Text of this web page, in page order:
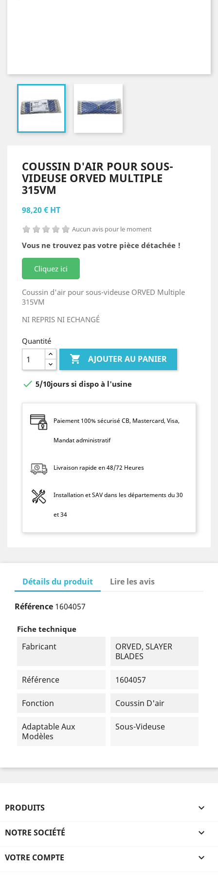
COUSSIN D'AIR POUR SOUS-
VIDEUSE ORVED MULTIPLE
315VM
98,20 € HT
Aucun avis pour le moment
Vous ne trouvez pas votre pièce détachée !
Cliquez ici
Coussin d'air pour sous-videuse ORVED Multiple
315VM
NI REPRIS NI ECHANGÉ
Quantité
 AJOUTER AU PANIER
 5/10jours si dispo à l'usine
Paiement 100% sécurisé CB, Mastercard, Visa,
Mandat administratif
Livraison rapide en 48/72 Heures
Installation et SAV dans les départements du 30
et 34
Détails du produit Lire les avis
Référence 1604057
Fiche technique
Fabricant
ORVED, SLAYER
BLADES
Référence 1604057
Fonction Coussin D'air
Adaptable Aux
Modèles
Sous-Videuse
PRODUITS 
NOTRE SOCIÉTÉ 
VOTRE COMPTE 